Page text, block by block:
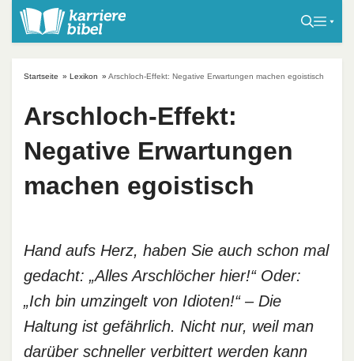
Startseite » Lexikon » Arschloch-Effekt: Negative Erwartungen machen egoistisch
Arschloch-Effekt:
Negative Erwartungen
machen egoistisch
Hand aufs Herz, haben Sie auch schon mal
gedacht: „Alles Arschlöcher hier!“ Oder:
„Ich bin umzingelt von Idioten!“ – Die
Haltung ist gefährlich. Nicht nur, weil man
darüber schneller verbittert werden kann